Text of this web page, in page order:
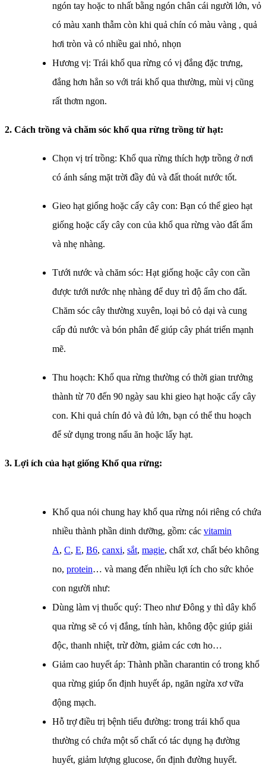
ngón tay hoặc to nhất bằng ngón chân cái người lớn, vỏ
có màu xanh thẫm còn khi quả chín có màu vàng , quả
hơi tròn và có nhiều gai nhỏ, nhọn
Hương vị: Trái khổ qua rừng có vị đắng đặc trưng,
đắng hơn hẳn so với trái khổ qua thường, mùi vị cũng
rất thơm ngon.
2. Cách trồng và chăm sóc khổ qua rừng trồng từ hạt:
Chọn vị trí trồng: Khổ qua rừng thích hợp trồng ở nơi
có ánh sáng mặt trời đầy đủ và đất thoát nước tốt.
Gieo hạt giống hoặc cấy cây con: Bạn có thể gieo hạt
giống hoặc cấy cây con của khổ qua rừng vào đất ẩm
và nhẹ nhàng.
Tưới nước và chăm sóc: Hạt giống hoặc cây con cần
được tưới nước nhẹ nhàng để duy trì độ ẩm cho đất.
Chăm sóc cây thường xuyên, loại bỏ cỏ dại và cung
cấp đủ nước và bón phân để giúp cây phát triển mạnh
mẽ.
Thu hoạch: Khổ qua rừng thường có thời gian trưởng
thành từ 70 đến 90 ngày sau khi gieo hạt hoặc cấy cây
con. Khi quả chín đỏ và đủ lớn, bạn có thể thu hoạch
để sử dụng trong nấu ăn hoặc lấy hạt.
3. Lợi ích của hạt giống Khổ qua rừng:
Khổ qua nói chung hay khổ qua rừng nói riêng có chứa
nhiều thành phần dinh dưỡng, gồm: các vitamin
A, C, E, B6, canxi, sắt, magie, chất xơ, chất béo không
no, protein… và mang đến nhiều lợi ích cho sức khỏe
con người như:
Dùng làm vị thuốc quý: Theo như Đông y thì dây khổ
qua rừng sẽ có vị đắng, tính hàn, không độc giúp giải
độc, thanh nhiệt, trừ đờm, giảm các cơn ho…
Giảm cao huyết áp: Thành phần charantin có trong khổ
qua rừng giúp ổn định huyết áp, ngăn ngừa xơ vữa
động mạch.
Hỗ trợ điều trị bệnh tiểu đường: trong trái khổ qua
thường có chứa một số chất có tác dụng hạ đường
huyết, giảm lượng glucose, ổn định đường huyết.